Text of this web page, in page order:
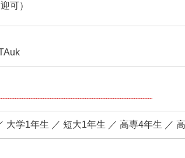
可）
大学1年生 ／ 短大1年生 ／ 高専4年生 ／